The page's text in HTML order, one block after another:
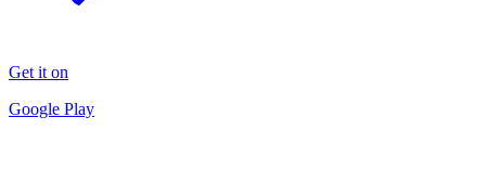
Get it on
Google Play